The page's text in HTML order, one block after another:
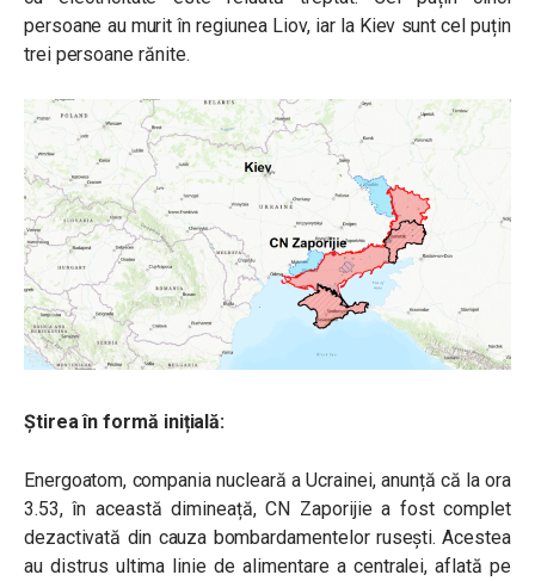
persoane au murit în regiunea Liov, iar la Kiev sunt cel puțin
trei persoane rănite.
Știrea în formă inițială:
Energoatom, compania nucleară a Ucrainei, anunță că la ora
3.53, în această dimineață, CN Zaporijie a fost complet
dezactivată din cauza bombardamentelor rusești. Acestea
au distrus ultima linie de alimentare a centralei, aflată pe